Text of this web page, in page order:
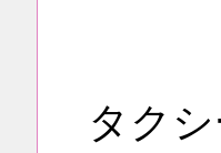
タク